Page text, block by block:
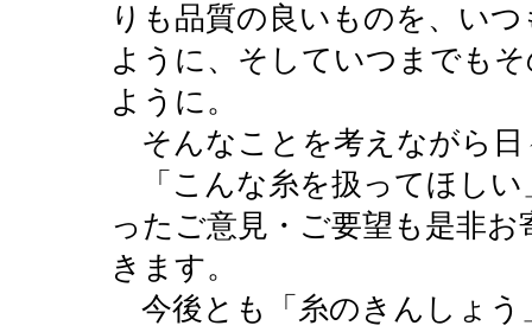
りも品質の良いものを、い
ように、そしていつまでも
ように。
そんなことを考えながら日
「こんな糸を扱ってほしい
ったご意見・ご要望も是非
きます。
今後とも「糸のきんしょう